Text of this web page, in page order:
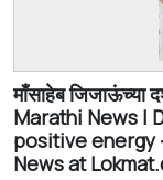
माँसाहेब जिजाऊंच्या
Marathi News |
positive energy
News at